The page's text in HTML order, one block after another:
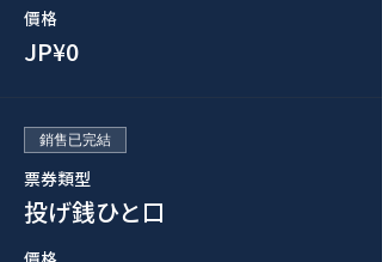
價格
JP¥0
銷售已完結
票券類型
投げ銭ひと口